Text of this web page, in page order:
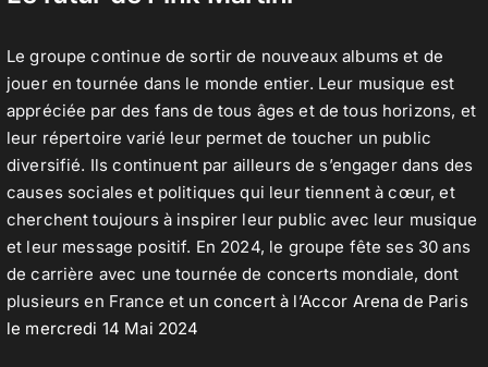
Le groupe continue de sortir de nouveaux albums et de
jouer en tournée dans le monde entier. Leur musique est
appréciée par des fans de tous âges et de tous horizons, et
leur répertoire varié leur permet de toucher un public
diversifié. Ils continuent par ailleurs de s’engager dans des
causes sociales et politiques qui leur tiennent à cœur, et
cherchent toujours à inspirer leur public avec leur musique
et leur message positif. En 2024, le groupe fête ses 30 ans
de carrière avec une tournée de concerts mondiale, dont
plusieurs en France et un concert à l’Accor Arena de Paris
le mercredi 14 Mai 2024